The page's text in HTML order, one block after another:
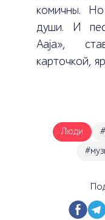
комичны.
души. И
Aaja»,
карточкой,
Люди
E